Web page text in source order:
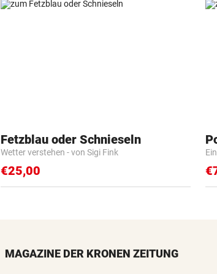
Fetzblau oder Schnieseln
Wetter verstehen - von Sigi Fink
€25,00
MAGAZINE DER KRONEN ZEITUNG